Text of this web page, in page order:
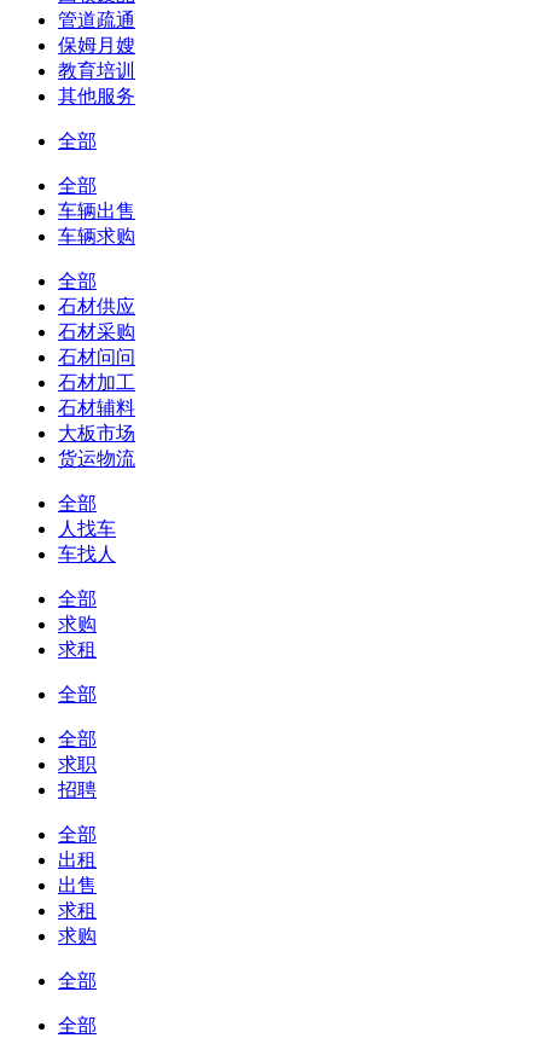
管道疏通
保姆月嫂
教育培训
其他服务
全部
全部
车辆出售
车辆求购
全部
石材供应
石材采购
石材问问
石材加工
石材辅料
大板市场
货运物流
全部
人找车
车找人
全部
求购
求租
全部
全部
求职
招聘
全部
出租
出售
求租
求购
全部
全部